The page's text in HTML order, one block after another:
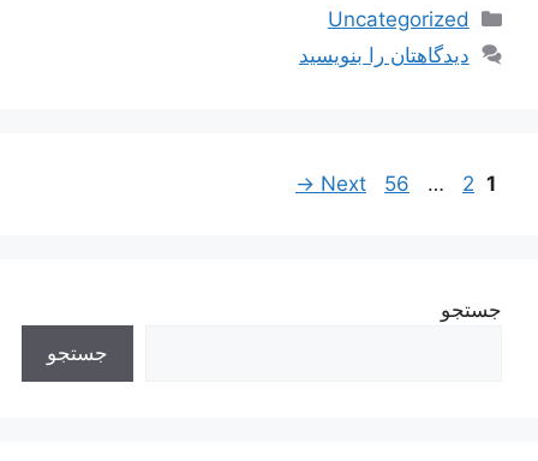
دسته‌ها
Uncategorized
دیدگاهتان را بنویسید
ناوبری
Page
1
Page
2
…
Page
56
Next
→
جستجو
جستجو